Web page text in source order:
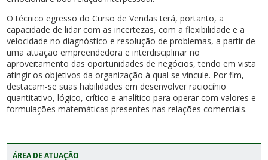
O técnico egresso do Curso de Vendas terá, portanto, a
capacidade de lidar com as incertezas, com a flexibilidade e a
velocidade no diagnóstico e resolução de problemas, a partir de
uma atuação empreendedora e interdisciplinar no
aproveitamento das oportunidades de negócios, tendo em vista
atingir os objetivos da organização à qual se vincule. Por fim,
destacam-se suas habilidades em desenvolver raciocínio
quantitativo, lógico, crítico e analítico para operar com valores e
formulações matemáticas presentes nas relações comerciais.
ÁREA DE ATUAÇÃO